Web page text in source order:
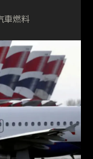
車燃料